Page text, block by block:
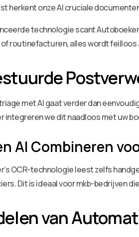
herkent onze AI cruciale
technologie scant
routinefacturen, alles wordt
met AI gaat verder dan
integreren we dit naadloos met uw
AI Combineren
OCR-technologie leest zelfs
Dit is ideaal voor mkb-bedrijven
van